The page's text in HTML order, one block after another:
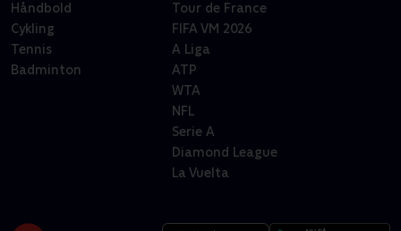
Håndbold
Cykling
Tennis
Badminton
Tour de France
FIFA VM 2026
A Liga
ATP
WTA
NFL
Serie A
Diamond League
La Vuelta